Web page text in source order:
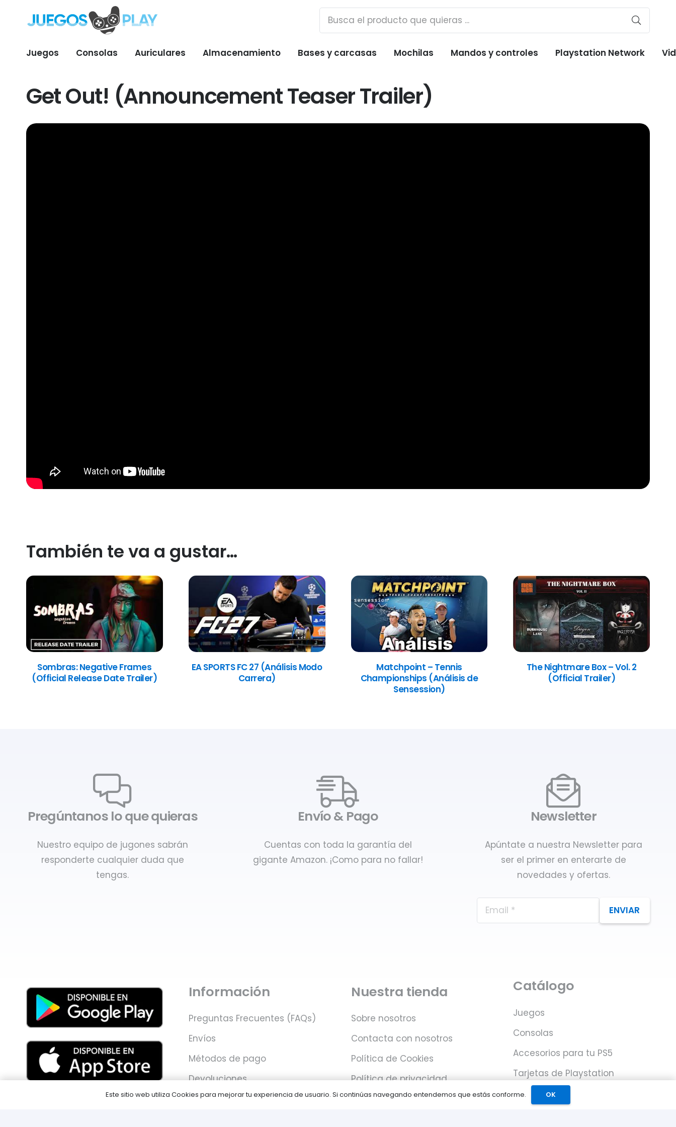
Juegos Consolas Auriculares Almacenamiento Bases y carcasas Mochilas Mandos y controles Playstation Network
Get Out! (Announcement Teaser Trailer)
También te va a gustar…
Sombras: Negative Frames
(Official Release Date Trailer)
EA SPORTS FC 27 (Análisis Modo
Carrera)
Matchpoint – Tennis
Championships (Análisis de
Sensession)
The Nightmare Box – Vol. 2
(Official Trailer)
Pregúntanos lo que quieras
Nuestro equipo de jugones sabrán
responderte cualquier duda que
tengas.
Envío & Pago
Cuentas con toda la garantía del
gigante Amazon. ¡Como para no fallar!
Newsletter
Apúntate a nuestra Newsletter para
ser el primer en enterarte de
novedades y ofertas.
ENVIAR
Información
Preguntas Frecuentes (FAQs)
Envíos
Métodos de pago
Devoluciones
Nuestra tienda
Sobre nosotros
Contacta con nosotros
Política de Cookies
Política de privacidad
Catálogo
Juegos
Consolas
Accesorios para tu PS5
Tarjetas de Playstation
Network
Este sitio web utiliza Cookies para mejorar tu experiencia de usuario. Si continúas navegando entendemos que estás conforme. OK